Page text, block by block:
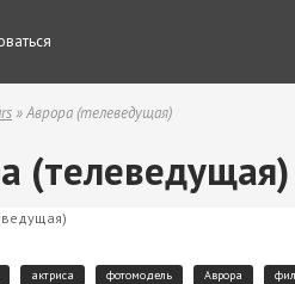
» Аврора (телеведущая)
(телеведущая)
актриса фотомодель Аврора